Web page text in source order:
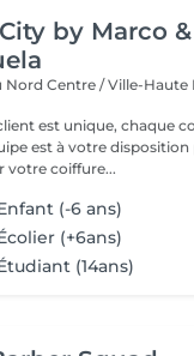
by Marco &
NordCentre / Ville-Haute
est unique, chaque
est à votre
votre coiffure...
(-6 ans)
(+6ans)
(14ans)